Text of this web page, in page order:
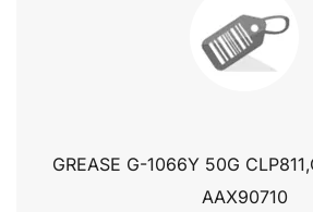
GREASE G-1066Y 50G
AAX90710